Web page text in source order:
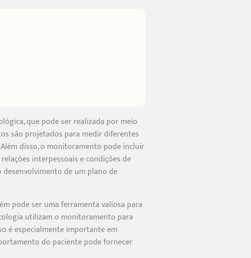
que pode ser realizada por meio
são projetados para medir diferentes
disso, o monitoramento pode incluir
interpessoais e condições de
de um plano de
pode ser uma ferramenta valiosa para
utilizam o monitoramento para
é especialmente importante em
do paciente pode fornecer